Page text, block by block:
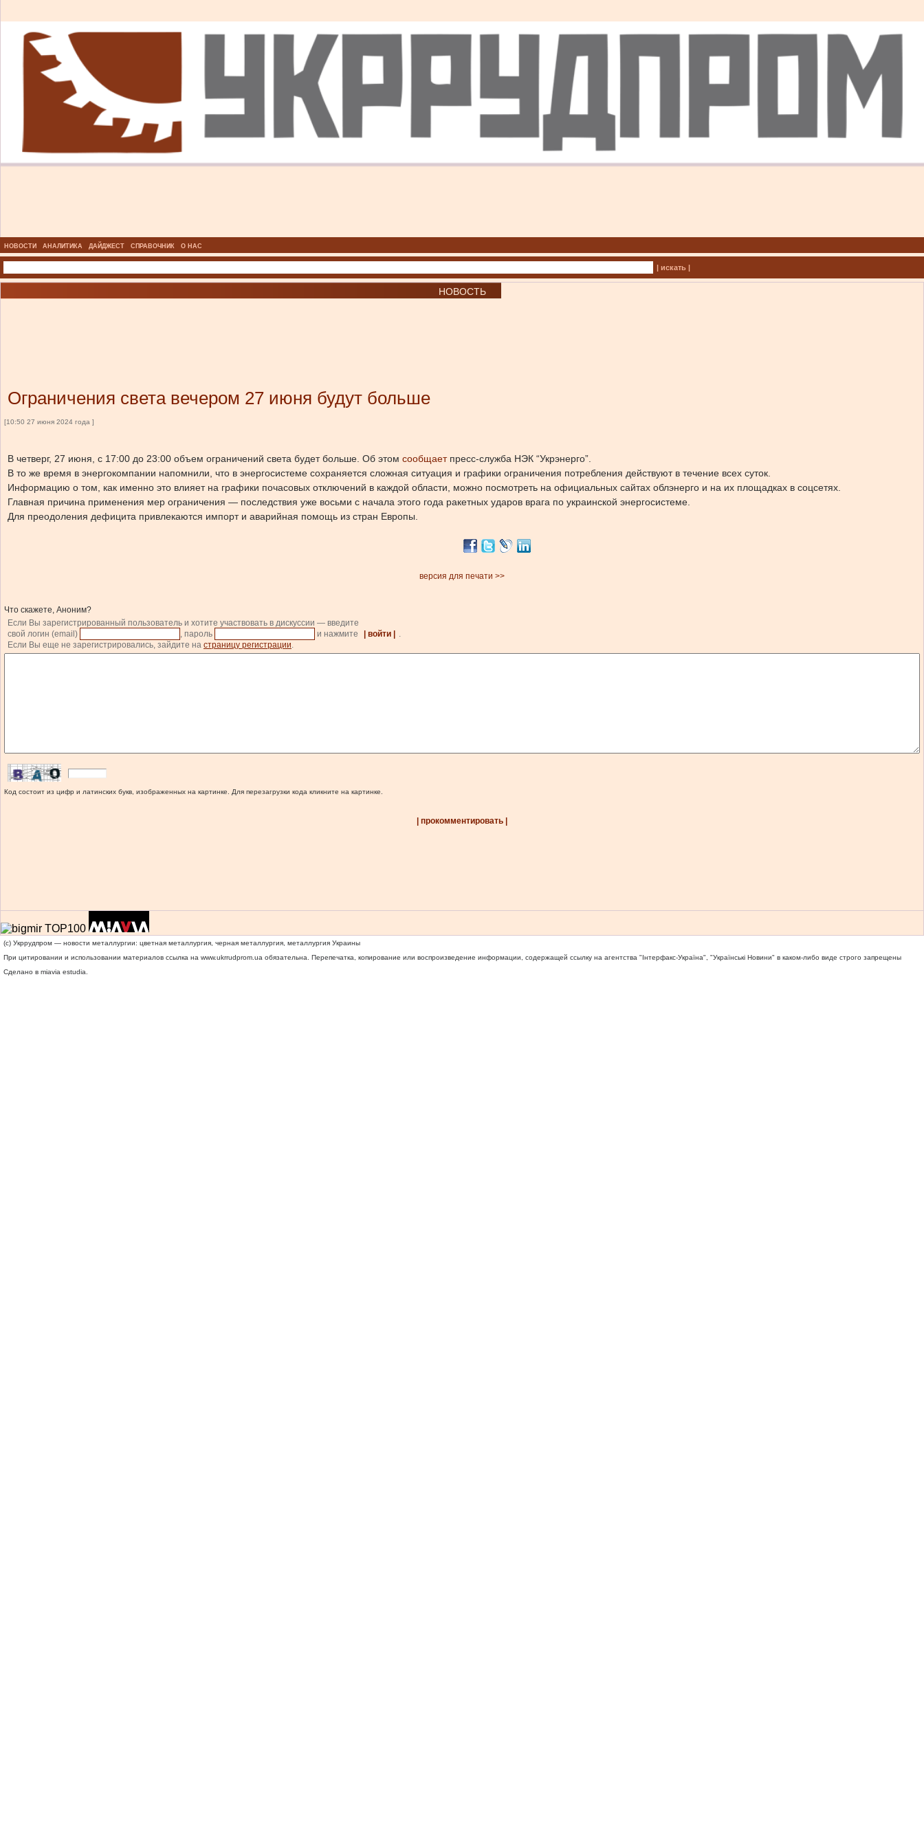
НОВОСТИ АНАЛИТИКА ДАЙДЖЕСТ СПРАВОЧНИК О НАС
| искать |
НОВОСТЬ
Ограничения света вечером 27 июня будут больше
[10:50 27 июня 2024 года ]
В четверг, 27 июня, с 17:00 до 23:00 объем ограничений света будет больше. Об этом сообщает пресс-служба НЭК “Укрэнерго”.
В то же время в энергокомпании напомнили, что в энергосистеме сохраняется сложная ситуация и графики ограничения потребления действуют в течение всех суток.
Информацию о том, как именно это влияет на графики почасовых отключений в каждой области, можно посмотреть на официальных сайтах облэнерго и на их площадках в соцсетях.
Главная причина применения мер ограничения — последствия уже восьми с начала этого года ракетных ударов врага по украинской энергосистеме.
Для преодоления дефицита привлекаются импорт и аварийная помощь из стран Европы.
версия для печати >>
Что скажете, Аноним?
Если Вы зарегистрированный пользователь и хотите участвовать в дискуссии — введите
свой логин (email)
, пароль и нажмите | войти |
.
Если Вы еще не зарегистрировались, зайдите на страницу регистрации.
Код состоит из цифр и латинских букв, изображенных на картинке. Для перезагрузки кода кликните на картинке.
| прокомментировать |
(c) Укррудпром — новости металлургии: цветная металлургия, черная металлургия, металлургия Украины
При цитировании и использовании материалов ссылка на www.ukrrudprom.ua обязательна. Перепечатка, копирование или воспроизведение информации, содержащей ссылку на агентства "Iнтерфакс-Україна", "Українськi Новини" в каком-либо виде строго запрещены
Сделано в miavia estudia.